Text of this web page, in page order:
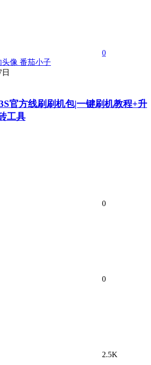
0
番茄小子
官方线刷刷机包|一键刷机教程+升
工具
0
0
2.5K